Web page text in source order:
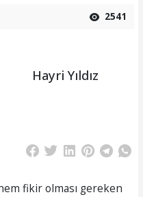
2541
Hayri Yıldız
fikir olması gereken